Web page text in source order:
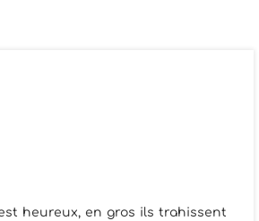
heureux, en gros ils trahissent